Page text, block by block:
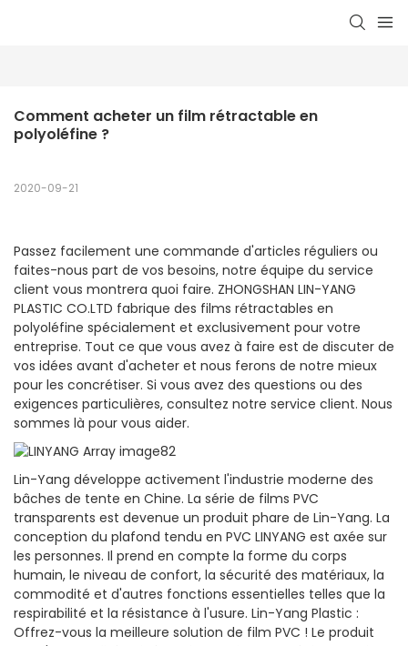
Comment acheter un film rétractable en
polyoléfine ?
2020-09-21
Passez facilement une commande d'articles réguliers ou
faites-nous part de vos besoins, notre équipe du service
client vous montrera quoi faire. ZHONGSHAN LIN-YANG
PLASTIC CO.LTD fabrique des films rétractables en
polyoléfine spécialement et exclusivement pour votre
entreprise. Tout ce que vous avez à faire est de discuter de
vos idées avant d'acheter et nous ferons de notre mieux
pour les concrétiser. Si vous avez des questions ou des
exigences particulières, consultez notre service client. Nous
sommes là pour vous aider.
Lin-Yang développe activement l'industrie moderne des
bâches de tente en Chine. La série de films PVC
transparents est devenue un produit phare de Lin-Yang. La
conception du plafond tendu en PVC LINYANG est axée sur
les personnes. Il prend en compte la forme du corps
humain, le niveau de confort, la sécurité des matériaux, la
commodité et d'autres fonctions essentielles telles que la
respirabilité et la résistance à l'usure. Lin-Yang Plastic :
Offrez-vous la meilleure solution de film PVC ! Le produit